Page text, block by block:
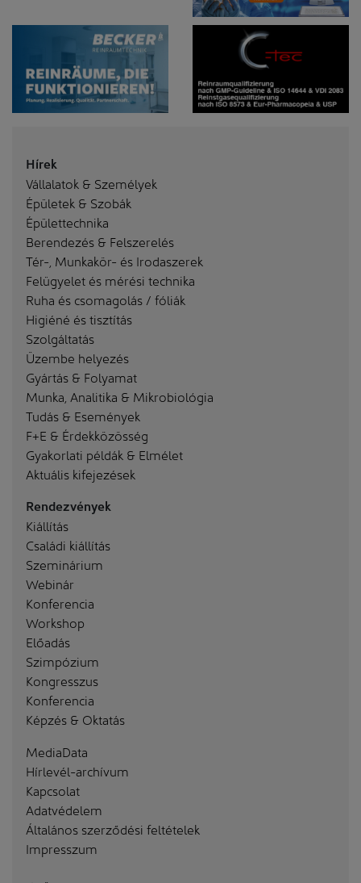
Hírek
Vállalatok & Személyek
Épületek & Szobák
Épülettechnika
Berendezés & Felszerelés
Tér-, Munkakör- és Irodaszerek
Felügyelet és mérési technika
Ruha és csomagolás / fóliák
Higiéné és tisztítás
Szolgáltatás
Üzembe helyezés
Gyártás & Folyamat
Munka, Analitika & Mikrobiológia
Tudás & Események
F+E & Érdekközösség
Gyakorlati példák & Elmélet
Aktuális kifejezések
Rendezvények
Kiállítás
Családi kiállítás
Szeminárium
Webinár
Konferencia
Workshop
Előadás
Szimpózium
Kongresszus
Konferencia
Képzés & Oktatás
MediaData
Hírlevél-archívum
Kapcsolat
Adatvédelem
Általános szerződési feltételek
Impresszum